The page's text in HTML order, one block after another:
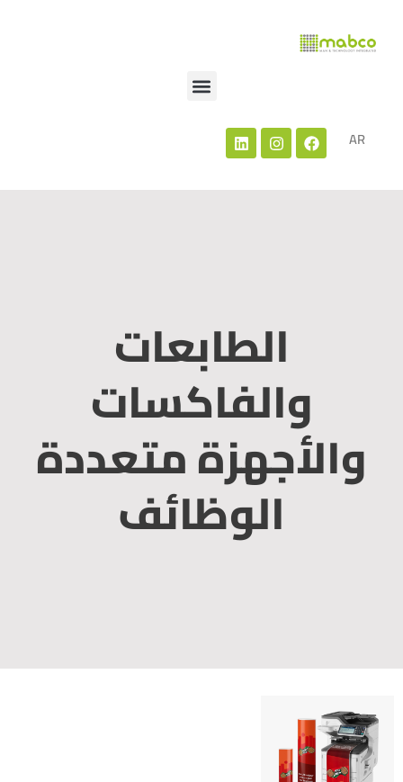
المحتوى
Menu
AR
Facebook
Instagram
Linkedin
الطابعات
والفاكسات
والأجهزة متعددة
الوظائف